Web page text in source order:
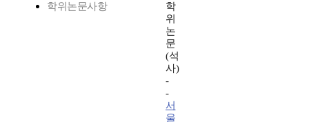
학위논문사항
학
위
논
문
(석
사)
-
-
서
울